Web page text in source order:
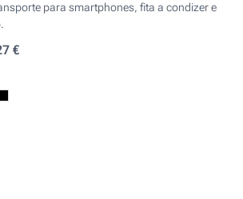
para smartphones, fita a condizer e
€